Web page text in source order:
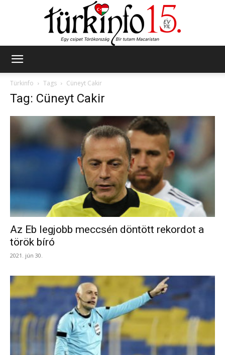
Türkinfo
Tags Cüneyt Cakir
Tag: Cüneyt Cakir
Az Eb legjobb meccsén döntött rekordot a
török bíró
2021. jún 30.